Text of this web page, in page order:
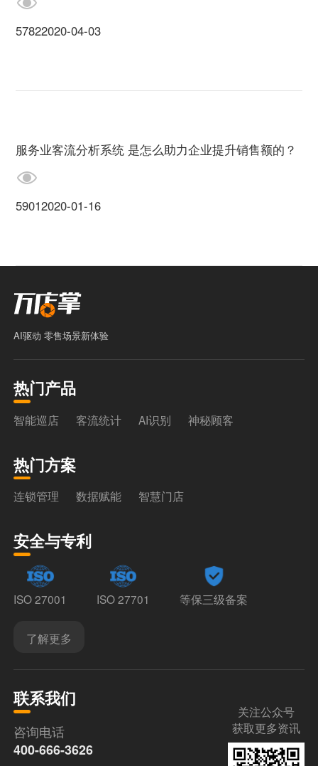
57822020-04-03
服务业客流分析系统 是怎么助力企业提升销售额的？
59012020-01-16
AI驱动 零售场景新体验
热门产品
智能巡店 客流统计 AI识别 神秘顾客
热门方案
连锁管理 数据赋能 智慧门店
安全与专利
ISO 27001 ISO 27701 等保三级备案
了解更多
联系我们
咨询电话
400-666-3626
关注公众号
获取更多资讯